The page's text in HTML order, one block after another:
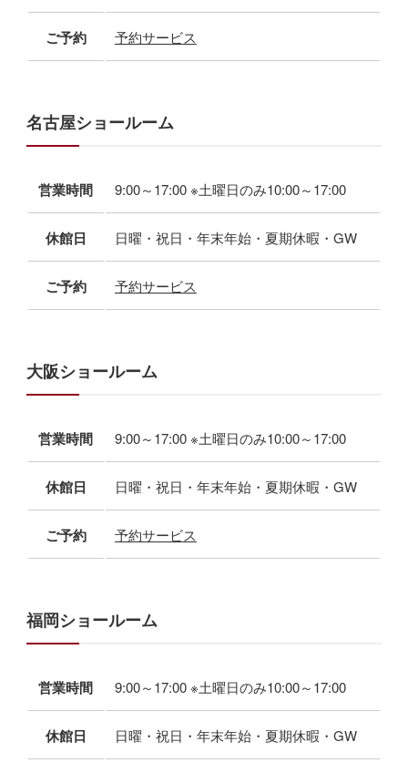
ご予約 予約サービス
名古屋ショールーム
営業時間 9:00～17:00 ※土曜日のみ10:00～17:00
休館日 日曜・祝日・年末年始・夏期休暇・GW
ご予約 予約サービス
大阪ショールーム
営業時間 9:00～17:00 ※土曜日のみ10:00～17:00
休館日 日曜・祝日・年末年始・夏期休暇・GW
ご予約 予約サービス
福岡ショールーム
営業時間 9:00～17:00 ※土曜日のみ10:00～17:00
休館日 日曜・祝日・年末年始・夏期休暇・GW